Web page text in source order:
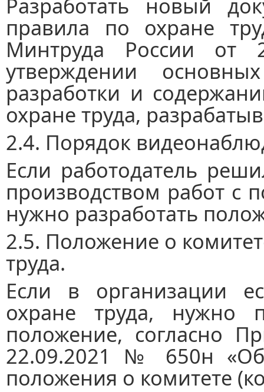
Разработать новый
правила по охране
Минтруда России
утверждении
разработки и
охране труда,
2.4. Порядок
Если работодатель
производством работ
нужно разработать
2.5. Положение о
труда.
Если в организации
охране труда, нужно
положение, согласно
22.09.2021 № 650н «Об
положения о комитете